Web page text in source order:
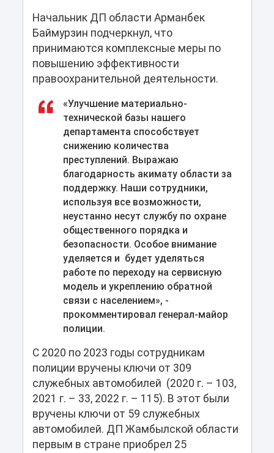
Начальник ДП области Арманбек
Баймурзин подчеркнул, что
принимаются комплексные меры по
повышению эффективности
правоохранительной деятельности.
«Улучшение материально-
технической базы нашего
департамента способствует
снижению количества
преступлений. Выражаю
благодарность акимату области за
поддержку. Наши сотрудники,
используя все возможности,
неустанно несут службу по охране
общественного порядка и
безопасности. Особое внимание
уделяется и будет уделяться
работе по переходу на сервисную
модель и укреплению обратной
связи с населением», -
прокомментировал генерал-майор
полиции.
С 2020 по 2023 годы сотрудникам
полиции вручены ключи от 309
служебных автомобилей (2020 г. – 103,
2021 г. – 33, 2022 г. – 115). В этот были
вручены ключи от 59 служебных
автомобилей. ДП Жамбылской области
первым в стране приобрел 25